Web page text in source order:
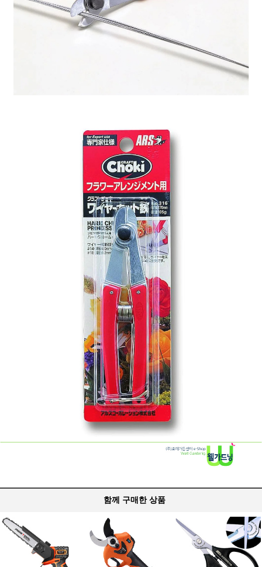
함께 구매한 상품